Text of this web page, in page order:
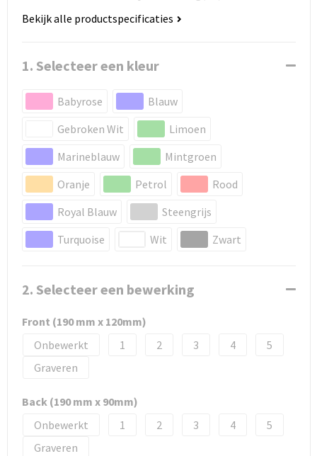
Bekijk alle productspecificaties
1. Selecteer een kleur
Babyrose
Blauw
Gebroken Wit
Limoen
Marineblauw
Mintgroen
Oranje
Petrol
Rood
Royal Blauw
Steengrijs
Turquoise
Wit Zwart
2. Selecteer een bewerking
Front (190 mm x 120mm)
Onbewerkt
1 2 3 4
5
Graveren
Back (190 mm x 90mm)
Onbewerkt
1 2 3 4
5
Graveren